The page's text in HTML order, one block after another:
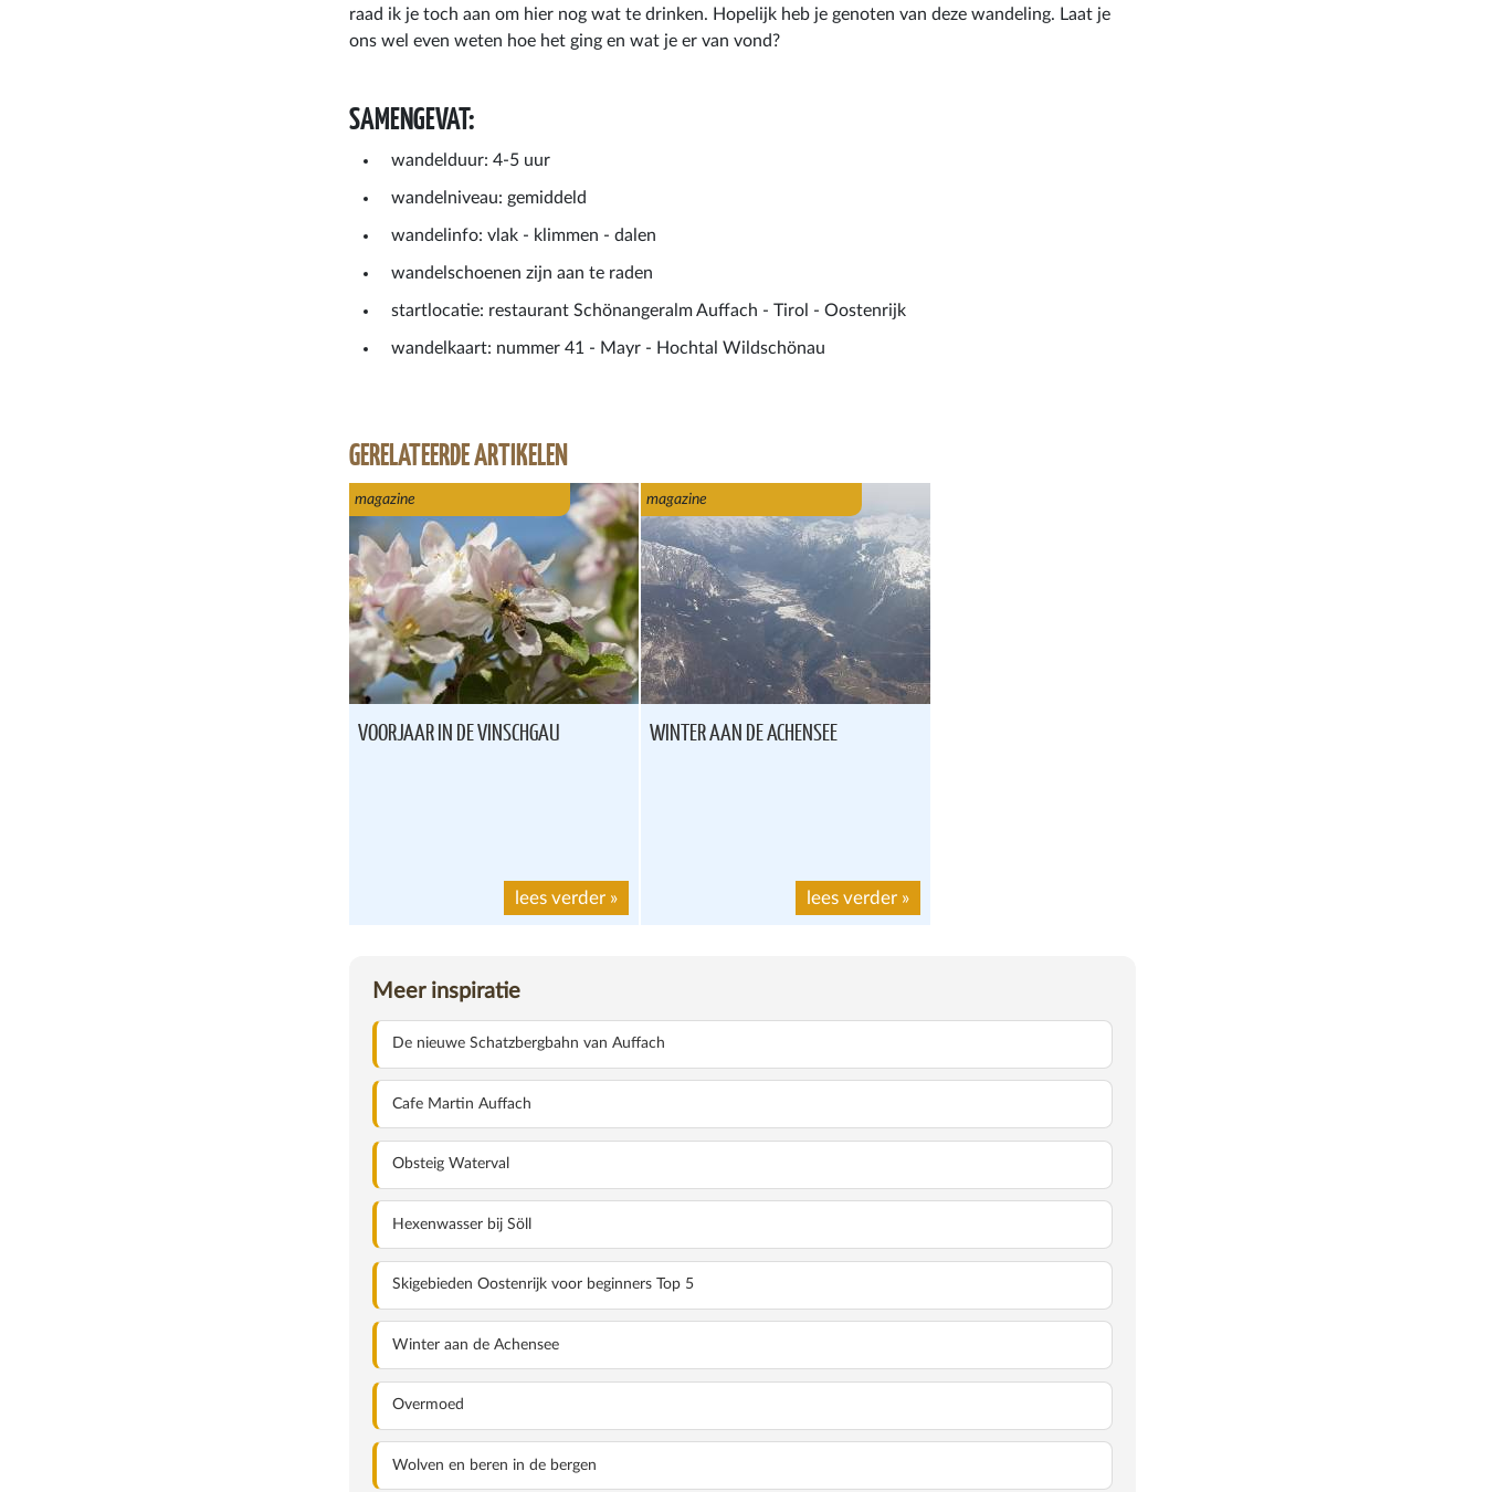
raad ik je toch aan om hier nog wat te drinken. Hopelijk heb je genoten van deze wandeling. Laat je
ons wel even weten hoe het ging en wat je er van vond?
SAMENGEVAT:
wandelduur: 4-5 uur
wandelniveau: gemiddeld
wandelinfo: vlak - klimmen - dalen
wandelschoenen zijn aan te raden
startlocatie: restaurant Schönangeralm Auffach - Tirol - Oostenrijk
wandelkaart: nummer 41 - Mayr - Hochtal Wildschönau
GERELATEERDE ARTIKELEN
magazine
VOORJAAR IN DE VINSCHGAU
lees verder »
magazine
WINTER AAN DE ACHENSEE
lees verder »
IN DE BERGEN WANDELEN MET KINDEREN
lees verder
Meer inspiratie
De nieuwe Schatzbergbahn van Auffach
Cafe Martin Auffach
Obsteig Waterval
Hexenwasser bij Söll
Skigebieden Oostenrijk voor beginners Top 5
Winter aan de Achensee
Overmoed
Wolven en beren in de bergen